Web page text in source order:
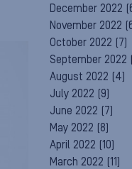
December 2022
November 2022
October 2022 (7)
September 2022
August 2022 (4)
July 2022 (9)
June 2022 (7)
May 2022 (8)
April 2022 (10)
March 2022 (11)